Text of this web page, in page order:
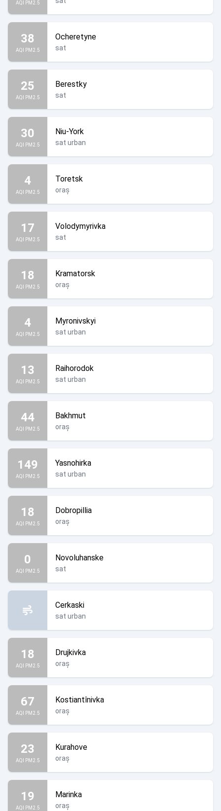
AQI PM2.5
38
AQI PM2.5
Ocheretyne
sat
25
AQI PM2.5
Berestky
sat
30
AQI PM2.5
Niu-York
sat urban
4
AQI PM2.5
Toretsk
oraș
17
AQI PM2.5
Volodymyrivka
sat
18
AQI PM2.5
Kramatorsk
oraș
4
AQI PM2.5
Myronivskyi
sat urban
13
AQI PM2.5
Raihorodok
sat urban
44
AQI PM2.5
Bakhmut
oraș
149
AQI PM2.5
Yasnohirka
sat urban
18
AQI PM2.5
Dobropillia
oraș
0
AQI PM2.5
Novoluhanske
sat
Cerkaski
sat urban
18
AQI PM2.5
Drujkivka
oraș
67
AQI PM2.5
Kostiantînivka
oraș
23
AQI PM2.5
Kurahove
oraș
19
AQI PM2.5
Marinka
oraș